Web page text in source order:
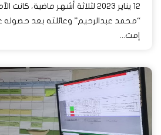
12 يناير 2023 لثلاثة أشهر ماضية،
“محمد عبدالرحيم” وعائلته بعد
إمت...